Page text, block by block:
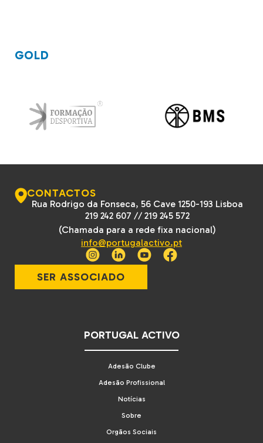
GOLD
CONTACTOS
Rua Rodrigo da Fonseca, 56 Cave 1250-193 Lisboa
219 242 607 //219 245 572
(Chamada para a rede fixa nacional)
info@portugalactivo.pt
SER ASSOCIADO
PORTUGAL ACTIVO
Adesão Clube
Adesão Profissional
Notícias
Sobre
Orgãos Sociais